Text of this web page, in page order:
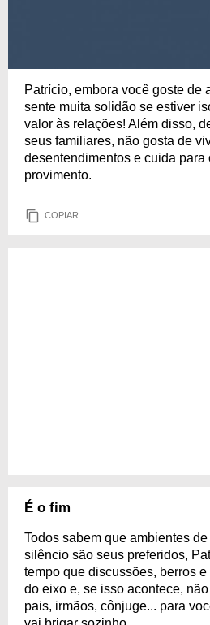
Patrício, embora você goste de
sente muita solidão se estiver
valor às relações! Além disso,
seus familiares, não gosta de
desentendimentos e cuida para
provimento.
COPIAR
É o fim
Todos sabem que ambientes
silêncio são seus preferidos,
tempo que discussões, berros
do eixo e, se isso acontece,
pais, irmãos, cônjuge... para